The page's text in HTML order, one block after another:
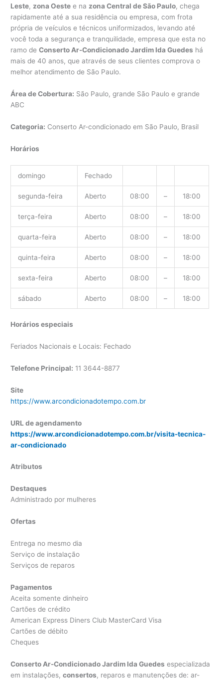
Leste, zona Oeste e na zona Central de São Paulo, chega
rapidamente até a sua residência ou empresa, com frota
própria de veículos e técnicos uniformizados, levando até
você toda a segurança e tranquilidade, empresa que esta no
ramo deConserto Ar-Condicionado Jardim Ida Guedes há
mais de 40 anos, que através de seus clientes comprova o
melhor atendimento de São Paulo.
Área de Cobertura: São Paulo, grande São Paulo e grande
ABC
Categoria: Conserto Ar-condicionado em São Paulo, Brasil
Horários
domingo Fechado
segunda-feira Aberto 08:00 – 18:00
terça-feira Aberto 08:00 – 18:00
quarta-feira Aberto 08:00 – 18:00
quinta-feira Aberto 08:00 – 18:00
sexta-feira Aberto 08:00 – 18:00
sábado Aberto 08:00 – 18:00
Horários especiais
Feriados Nacionais e Locais: Fechado
Telefone Principal: 11 3644-8877
Site
https://www.arcondicionadotempo.com.br
URL de agendamento
https://www.arcondicionadotempo.com.br/visita-tecnica-
ar-condicionado
Atributos
Destaques
Administrado por mulheres
Ofertas
Entrega no mesmo dia
Serviço de instalação
Serviços de reparos
Pagamentos
Aceita somente dinheiro
Cartões de crédito
American Express Diners Club MasterCard Visa
Cartões de débito
Cheques
Conserto Ar-Condicionado Jardim Ida Guedes especializada
em instalações,consertos, reparos e manutenções de: ar-